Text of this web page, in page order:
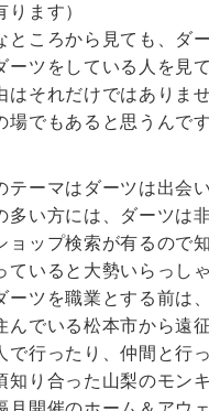
ります）
ところから見ても、ダ
ーツをしている人を見
はそれだけではありま
場でもあると思うんで
テーマはダーツは出会
多い方には、ダーツは
ョップ検索が有るので
ていると大勢いらっし
ーツを職業とする前は
んでいる松本市から遠
で行ったり、仲間と行っ
知り合った山梨のモン